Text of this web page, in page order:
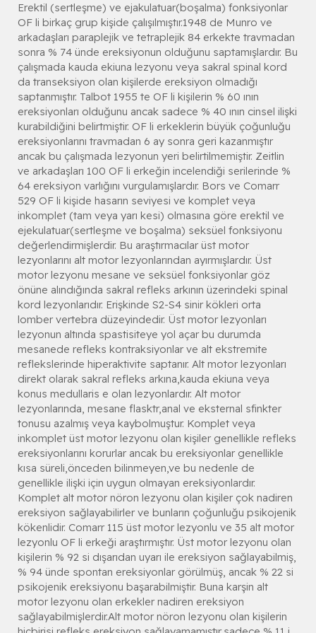
Erektil (sertleşme) ve ejakulatuar(boşalma) fonksiyonlar
OF li birkaç grup kişide çalışılmıştır.1948 de Munro ve
arkadaşları paraplejik ve tetraplejik 84 erkekte travmadan
sonra % 74 ünde ereksiyonun olduğunu saptamışlardır. Bu
çalışmada kauda ekiuna lezyonu veya sakral spinal kord
da transeksiyon olan kişilerde ereksiyon olmadığı
saptanmıştır. Talbot 1955 te OF li kişilerin % 60 ının
ereksiyonları olduğunu ancak sadece % 40 ının cinsel ilişki
kurabildiğini belirtmiştir. OF li erkeklerin büyük çoğunluğu
ereksiyonlarını travmadan 6 ay sonra geri kazanmıştır
ancak bu çalışmada lezyonun yeri belirtilmemiştir. Zeitlin
ve arkadaşları 100 OF li erkeğin incelendiği serilerinde %
64 ereksiyon varlığını vurgulamışlardır. Bors ve Comarr
529 OF li kişide hasarın seviyesi ve komplet veya
inkomplet (tam veya yarı kesi) olmasına göre erektil ve
ejekulatuar(sertleşme ve boşalma) seksüel fonksiyonu
değerlendirmişlerdir. Bu araştırmacılar üst motor
lezyonlarını alt motor lezyonlarından ayırmışlardır. Üst
motor lezyonu mesane ve seksüel fonksiyonlar göz
önüne alındığında sakral refleks arkının üzerindeki spinal
kord lezyonlarıdır. Erişkinde S2-S4 sinir kökleri orta
lomber vertebra düzeyindedir. Üst motor lezyonları
lezyonun altında spastisiteye yol açar bu durumda
mesanede refleks kontraksiyonlar ve alt ekstremite
reflekslerinde hiperaktivite saptanır. Alt motor lezyonları
direkt olarak sakral refleks arkına,kauda ekiuna veya
konus medullaris e olan lezyonlardır. Alt motor
lezyonlarında, mesane flasktr,anal ve eksternal sfinkter
tonusu azalmış veya kaybolmuştur. Komplet veya
inkomplet üst motor lezyonu olan kişiler genellikle refleks
ereksiyonlarını korurlar ancak bu ereksiyonlar genellikle
kısa süreli,önceden bilinmeyen,ve bu nedenle de
genellikle ilişki için uygun olmayan ereksiyonlardır.
Komplet alt motor nöron lezyonu olan kişiler çok nadiren
ereksiyon sağlayabilirler ve bunların çoğunluğu psikojenik
kökenlidir. Comarr 115 üst motor lezyonlu ve 35 alt motor
lezyonlu OF li erkeği araştırmıştır. Üst motor lezyonu olan
kişilerin % 92 si dışarıdan uyarı ile ereksiyon sağlayabilmiş,
% 94 ünde spontan ereksiyonlar görülmüş, ancak % 22 si
psikojenik ereksiyonu başarabilmiştir. Buna karşin alt
motor lezyonu olan erkekler nadiren ereksiyon
sağlayabilmişlerdir.Alt motor nöron lezyonu olan kişilerin